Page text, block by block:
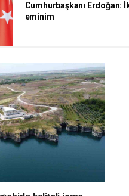
Cumhurbaşkanı Erdoğan:
eminim